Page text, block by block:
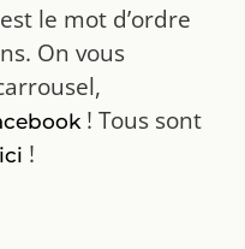
le mot d’ordre
On vous
! Tous sont
ici !